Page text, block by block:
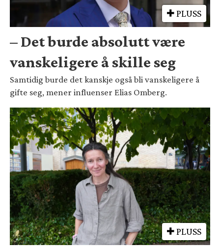
PLUSS
– Det burde absolutt være
vanskeligere å skille seg
Samtidig burde det kanskje også bli vanskeligere å
gifte seg, mener influenser Elias Omberg.
PLUSS